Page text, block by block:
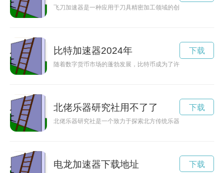
飞刀加速器是一种应用于刀具精密加工领域的创新科技，能够
比特加速器2024年
随着数字货币市场的蓬勃发展，比特币成为了许多投资者的关
下载
北佬乐器研究社用不了了
北佬乐器研究社是一个致力于探索北方传统乐器的团体，汇集
下载
电龙加速器下载地址 下载